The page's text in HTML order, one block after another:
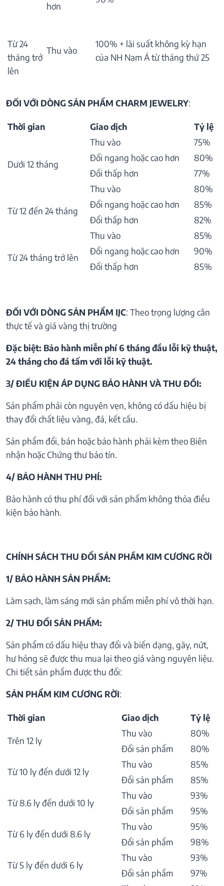
hơn
Từ 24
tháng trở
lên
Thu vào
100% + lãi suất không kỳ hạn
của NH Nam Á từ tháng thứ 25
ĐỐI VỚI DÒNG SẢN PHẨM CHARM JEWELRY:
Thời gian Giao dịch Tỷ lệ
Dưới 12 tháng
Thu vào
75%
Đổi ngang hoặc cao hơn
80%
Đổi thấp hơn
77%
Từ 12 đến 24 tháng
Thu vào
80%
Đổi ngang hoặc cao hơn
85%
Đổi thấp hơn
82%
Từ 24 tháng trở lên
Thu vào
85%
Đổi ngang hoặc cao hơn
90%
Đổi thấp hơn
85%
ĐỐI VỚI DÒNG SẢN PHẨM IJC: Theo trọng lượng cân
thực tế và giá vàng thị trường
Đặc biệt: Bảo hành miễn phí 6 tháng đầu lỗi kỹ thuật,
24 tháng cho đá tấm với lỗi kỹ thuật.
3/ ĐIỀU KIỆN ÁP DỤNG BẢO HÀNH VÀ THU ĐỒI:
Sản phẩm phải còn nguyên vẹn, không có dấu hiệu bị
thay đổi chất liệu vàng, đá, kết cấu.
Sản phẩm đổi, bán hoặc bảo hành phải kèm theo Biên
nhận hoặc Chứng thư bảo tín.
4/ BẢO HÀNH THU PHÍ:
Bảo hành có thu phí đối với sản phẩm không thỏa điều
kiện bảo hành.
CHÍNH SÁCH THU ĐỔI SẢN PHẦM KIM CƯƠNG RỜI
1/ BẢO HÀNH SẢN PHẨM:
Làm sạch, làm sáng mới sản phẩm miễn phí vô thời hạn.
2/ THU ĐỔI SẢN PHẨM:
Sản phẩm có dấu hiệu thay đổi và biến dạng, gãy, nứt,
hư hỏng sẽ được thu mua lại theo giá vàng nguyên liệu.
Chi tiết sản phẩm được thu đổi:
SẢN PHẨM KIM CƯƠNG RỜI:
Thời gian Giao dịch Tỷ lệ
Trên 12 ly
Thu vào
80%
Đổi sản phẩm
80%
Từ 10 ly đến dưới 12 ly
Thu vào
85%
Đổi sản phẩm
85%
Từ 8.6 ly đến dưới 10 ly
Thu vào
93%
Đổi sản phẩm
95%
Từ 6 ly đến dưới 8.6 ly
Thu vào
95%
Đổi sản phẩm
98%
Từ 5 ly đến dưới 6 ly
Thu vào
93%
Đổi sản phẩm
97%